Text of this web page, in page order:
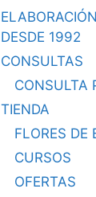
DESDE 1992
CONSULTAS
CONSULTA
TIENDA
FLORES DE
CURSOS
OFERTAS